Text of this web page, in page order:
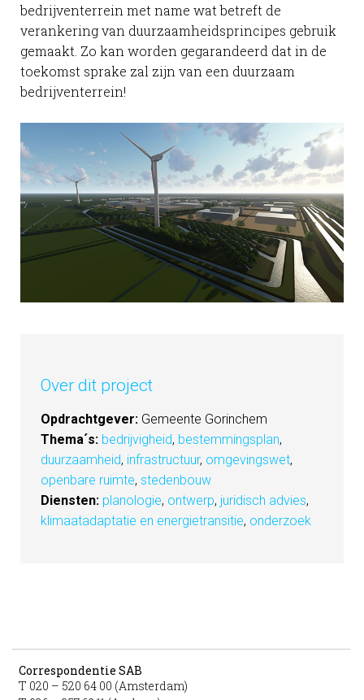
bedrijventerrein met name wat betreft de
verankering van duurzaamheidsprincipes gebruik
gemaakt. Zo kan worden gegarandeerd dat in de
toekomst sprake zal zijn van een duurzaam
bedrijventerrein!
Over dit project
Opdrachtgever: Gemeente Gorinchem
Thema´s: bedrijvigheid, bestemmingsplan,
duurzaamheid, infrastructuur, omgevingswet,
openbare ruimte, stedenbouw
Diensten: planologie, ontwerp, juridisch advies,
klimaatadaptatie en energietransitie, onderzoek
Correspondentie SAB
T 020 – 520 64 00 (Amsterdam)